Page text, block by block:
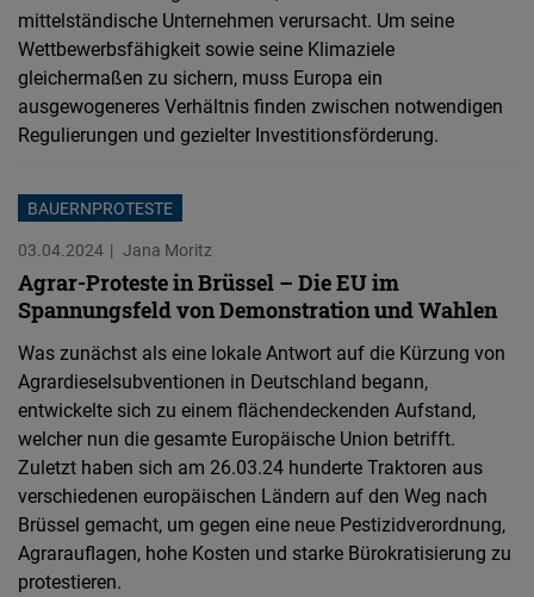
mittelständische Unternehmen verursacht. Um seine
Wettbewerbsfähigkeit sowie seine Klimaziele
gleichermaßen zu sichern, muss Europa ein
ausgewogeneres Verhältnis finden zwischen notwendigen
Regulierungen und gezielter Investitionsförderung.
BAUERNPROTESTE
03.04.2024
Jana Moritz
Agrar-Proteste in Brüssel – Die EU im
Spannungsfeld von Demonstration und Wahlen
Was zunächst als eine lokale Antwort auf die Kürzung von
Agrardieselsubventionen in Deutschland begann,
entwickelte sich zu einem flächendeckenden Aufstand,
welcher nun die gesamte Europäische Union betrifft.
Zuletzt haben sich am 26.03.24 hunderte Traktoren aus
verschiedenen europäischen Ländern auf den Weg nach
Brüssel gemacht, um gegen eine neue Pestizidverordnung,
Agrarauflagen, hohe Kosten und starke Bürokratisierung zu
protestieren.